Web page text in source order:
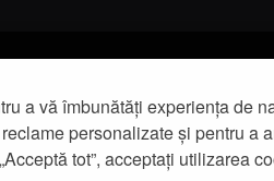
a vă îmbunătăți experiența de
personalizate și pentru a
tot”, acceptați utilizarea